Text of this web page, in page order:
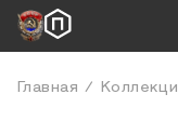
Главная